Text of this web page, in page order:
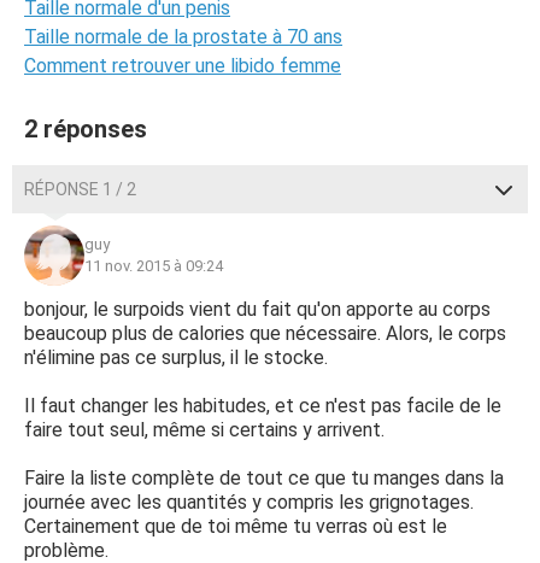
Taille normale d'un penis
Taille normale de la prostate à 70 ans
Comment retrouver une libido femme
2 réponses
RÉPONSE 1 / 2
guy
11 nov. 2015 à 09:24
bonjour, le surpoids vient du fait qu'on apporte au corps
beaucoup plus de calories que nécessaire. Alors, le corps
n'élimine pas ce surplus, il le stocke.
Il faut changer les habitudes, et ce n'est pas facile de le
faire tout seul, même si certains y arrivent.
Faire la liste complète de tout ce que tu manges dans la
journée avec les quantités y compris les grignotages.
Certainement que de toi même tu verras où est le
problème.